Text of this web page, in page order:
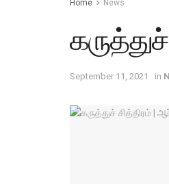
Home News
September 11, 2021 in